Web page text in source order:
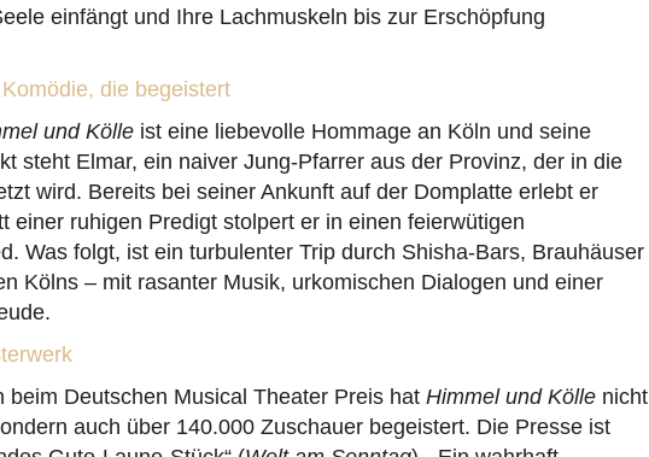
einfängt und Ihre Lachmuskeln bis zur Erschöpfung
die begeistert
und Kölle ist eine liebevolle Hommage an Köln und seine
steht Elmar, ein naiver Jung-Pfarrer aus der Provinz, der in die
wird. Bereits bei seiner Ankunft auf der Domplatte erlebt er
einer ruhigen Predigt stolpert er in einen feierwütigen
Was folgt, ist ein turbulenter Trip durch Shisha-Bars, Brauhäuser
Kölns – mit rasanter Musik, urkomischen Dialogen und einer
beim Deutschen Musical Theater Preis hat Himmel und Kölle nicht
auch über 140.000 Zuschauer begeistert. Die Presse ist